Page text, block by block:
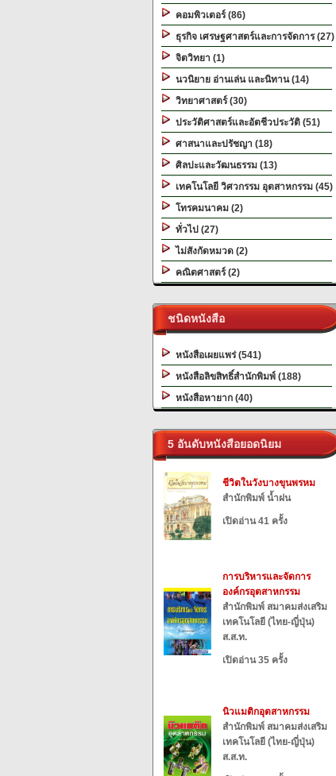
คอมพิวเตอร์ (86)
ธุรกิจ เศรษฐศาสตร์และการจัดการ (27)
จิตวิทยา (1)
นวนิยาย อ่านเล่น และนิทาน (14)
วิทยาศาสตร์ (30)
ประวัติศาสตร์และอัตชีวประวัติ (51)
ศาสนาและปรัชญา (18)
ศิลปะและวัฒนธรรม (13)
เทคโนโลยี วิศวกรรม อุตสาหกรรม (45)
โทรคมนาคม (2)
ทั่วไป (27)
ไม่สังกัดหมวด (2)
คณิตศาสตร์ (2)
ชนิดหนังสือ
หนังสือเผยแพร่ (541)
หนังสือลิขสิทธิ์สำนักพิมพ์ (188)
หนังสือหายาก (40)
5 อันดับหนังสือยอดนิยม
ชีวิตในวังบางขุนพรหม
สำนักพิมพ์ น้ำฝน
เปิดอ่าน 41 ครั้ง
การบริหารและจัดการ
องค์กรอุตสาหกรรม
สำนักพิมพ์ สมาคมส่งเสริม
เทคโนโลยี (ไทย-ญี่ปุ่น)
ส.ส.ท.
เปิดอ่าน 35 ครั้ง
นิวแมติกอุตสาหกรรม
สำนักพิมพ์ สมาคมส่งเสริม
เทคโนโลยี (ไทย-ญี่ปุ่น)
ส.ส.ท.